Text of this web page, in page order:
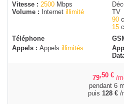
Vitesse : 2500 Mbps
Volume :
Internet illimité
TV
90
15
Téléphone
Appels : Appels illimités
79,50 € /
pendant 6
puis 128 € /